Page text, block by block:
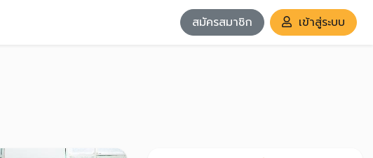
สมัครสมาชิก เข้าสู่ระบบ